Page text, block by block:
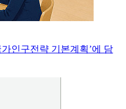
인구전략 기본계획’에 담